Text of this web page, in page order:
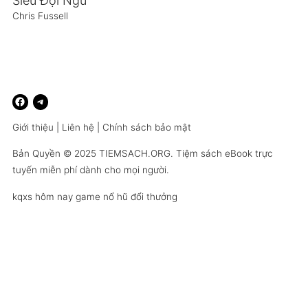
Chris Fussell
Giới thiệu Liên hệ Chính sách bảo mật
Bản Quyền © 2025 TIEMSACH.ORG. Tiệm sách eBook trực
tuyến miễn phí dành cho mọi người.
kqxs hôm nay game nổ hũ đổi thưởng